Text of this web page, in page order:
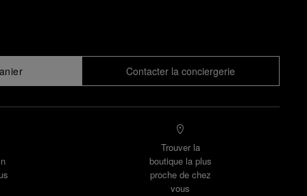
Contacter la conciergerie
Trouver la
boutique la plus
proche de chez
vous